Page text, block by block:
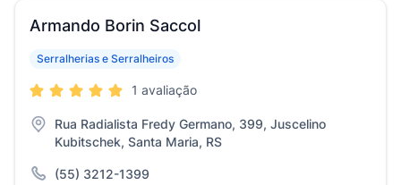
Armando Borin Saccol
Serralherias e Serralheiros
1 avaliação
Rua Radialista Fredy Germano, 399, Juscelino
Kubitschek, Santa Maria, RS
(55) 3212-1399